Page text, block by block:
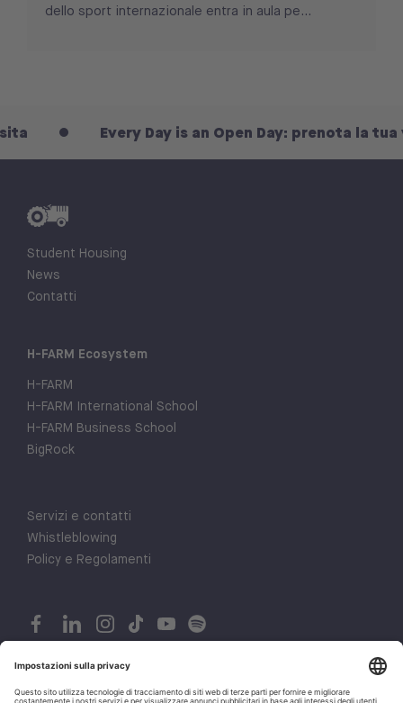
dello sport internazionale entra in aula pe...
Every Day is an Open Day: prenota la tua visita
Student Housing
News
Contatti
H-FARM Ecosystem
H-FARM
H-FARM International School
H-FARM Business School
BigRock
Servizi e contatti
Whistleblowing
Policy e Regolamenti